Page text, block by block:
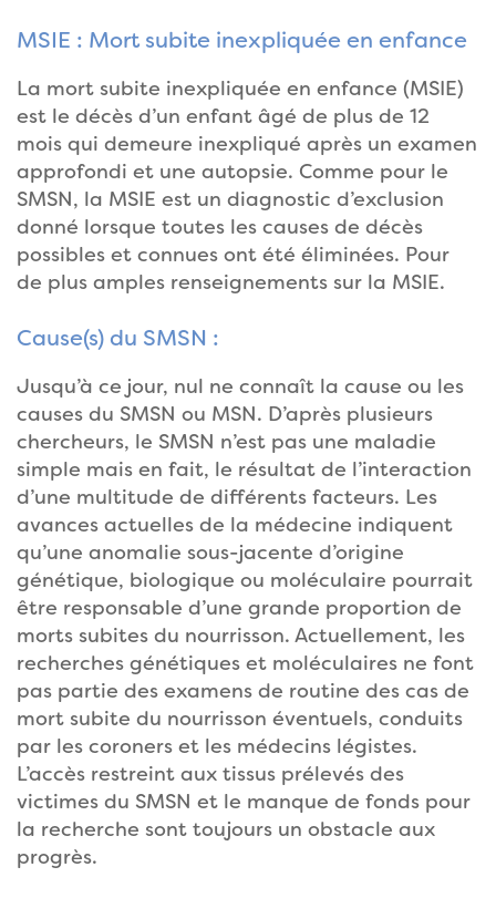
MSIE : Mort subite inexpliquée en enfance
La mort subite inexpliquée en enfance (MSIE)
est le décès d’un enfant âgé de plus de 12
mois qui demeure inexpliqué après un examen
approfondi et une autopsie. Comme pour le
SMSN, la MSIE est un diagnostic d’exclusion
donné lorsque toutes les causes de décès
possibles et connues ont été éliminées. Pour
de plus amples renseignements sur la MSIE.
Cause(s) du SMSN :
Jusqu’à ce jour, nul ne connaît la cause ou les
causes du SMSN ou MSN. D’après plusieurs
chercheurs, le SMSN n’est pas une maladie
simple mais en fait, le résultat de l’interaction
d’une multitude de différents facteurs. Les
avances actuelles de la médecine indiquent
qu’une anomalie sous-jacente d’origine
génétique, biologique ou moléculaire pourrait
être responsable d’une grande proportion de
morts subites du nourrisson. Actuellement, les
recherches génétiques et moléculaires ne font
pas partie des examens de routine des cas de
mort subite du nourrisson éventuels, conduits
par les coroners et les médecins légistes.
L’accès restreint aux tissus prélevés des
victimes du SMSN et le manque de fonds pour
la recherche sont toujours un obstacle aux
progrès.